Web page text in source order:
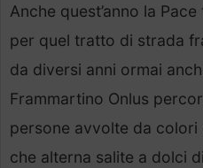
Anche quest’anno la
per quel tratto di strada
da diversi anni ormai
Frammartino Onlus
persone avvolte da colori
che alterna salite a dolci